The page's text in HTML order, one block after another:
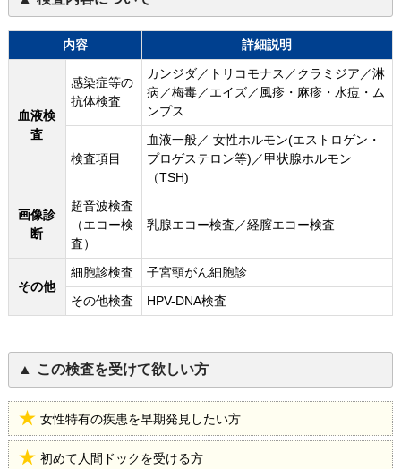
内容 詳細説明
血液検
査
感染症等の
抗体検査
カンジダ／トリコモナス／クラミジア／淋
病／梅毒／エイズ／風疹・麻疹・水痘・ム
ンプス
検査項目
血液一般／ 女性ホルモン(エストロゲン・
プロゲステロン等)／甲状腺ホルモン
（TSH)
画像診
断
超音波検査
（エコー検
査）
乳腺エコー検査／経膣エコー検査
その他
細胞診検査
子宮頸がん細胞診
その他検査
HPV-DNA検査
この検査を受けて欲しい方
女性特有の疾患を早期発見したい方
初めて人間ドックを受ける方